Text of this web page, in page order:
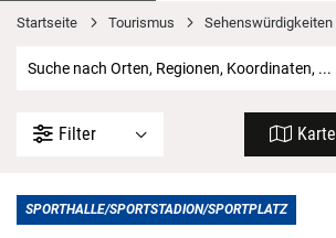
Startseite Tourismus Sehenswürdigkeiten
Filter Karte
SPORTHALLE/SPORTSTADION/SPORTPLATZ